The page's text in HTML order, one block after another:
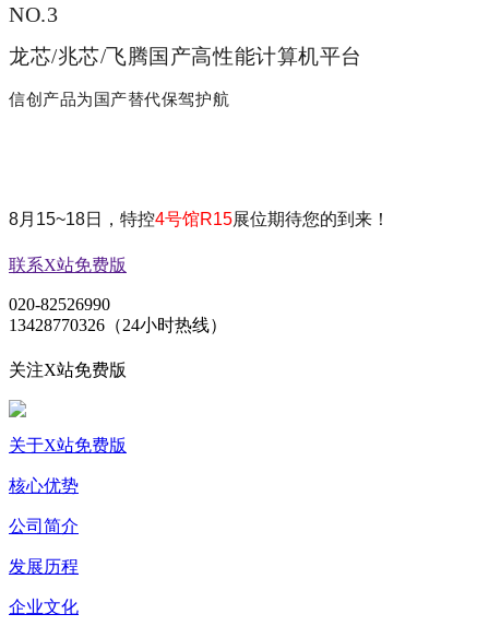
NO.3
龙芯/兆芯/飞腾国产高性能计算机平台
信创产品为国产替代保驾护航
8月15~18日，特控4号馆R15展位期待您的到来！
联系X站免费版
020-82526990
13428770326（24小时热线）
关注X站免费版
关于X站免费版
核心优势
公司简介
发展历程
企业文化